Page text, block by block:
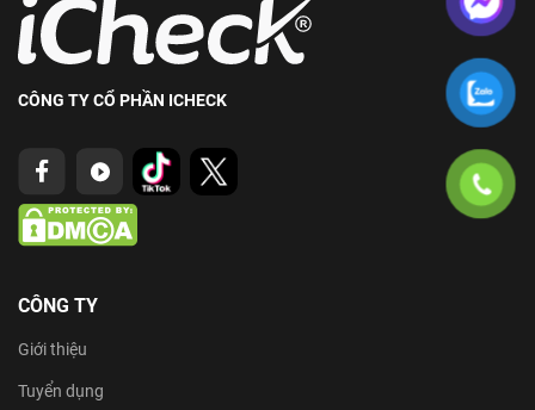
CÔNG TY CỔ PHẦN ICHECK
CÔNG TY
Giới thiệu
Tuyển dụng